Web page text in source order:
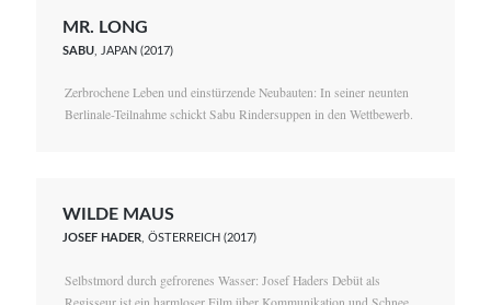
MR. LONG
SABU , JAPAN (2017)
Zerbrochene Leben und einstürzende Neubauten: In seiner neunten
Berlinale-Teilnahme schickt Sabu Rindersuppen in den Wettbewerb.
WILDE MAUS
JOSEF HADER, ÖSTERREICH (2017)
Selbstmord durch gefrorenes Wasser: Josef Haders Debüt als